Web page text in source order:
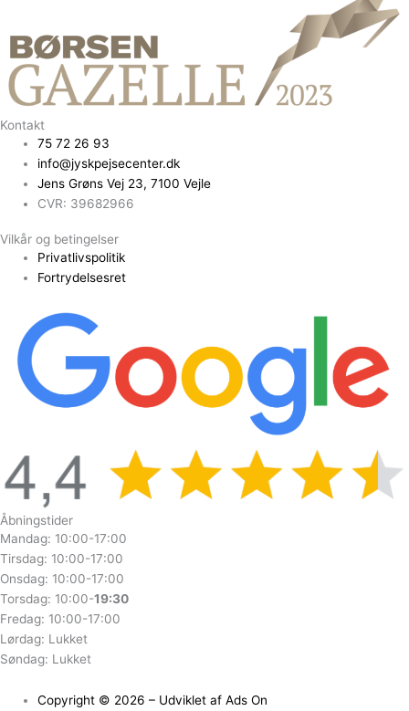
Kontakt
75 72 26 93
info@jyskpejsecenter.dk
Jens Grøns Vej 23, 7100 Vejle
CVR: 39682966
Vilkår og betingelser
Privatlivspolitik
Fortrydelsesret
Åbningstider
Mandag: 10:00-17:00
Tirsdag: 10:00-17:00
Onsdag: 10:00-17:00
Torsdag: 10:00-19:30
Fredag: 10:00-17:00
Lørdag: Lukket
Søndag: Lukket
Copyright © 2026 – Udviklet af Ads On